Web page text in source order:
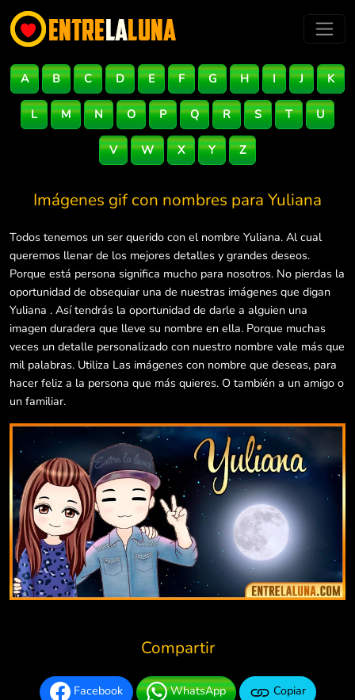
A B C D E F G H I J K
L M N O P Q R S T U
V W X Y Z
Imágenes gif con nombres para Yuliana
Todos tenemos un ser querido con el nombre Yuliana. Al cual
queremos llenar de los mejores detalles y grandes deseos.
Porque está persona significa mucho para nosotros. No pierdas la
oportunidad de obsequiar una de nuestras imágenes que digan
Yuliana . Así tendrás la oportunidad de darle a alguien una
imagen duradera que lleve su nombre en ella. Porque muchas
veces un detalle personalizado con nuestro nombre vale más que
mil palabras. Utiliza Las imágenes con nombre que deseas, para
hacer feliz a la persona que más quieres. O también a un amigo o
un familiar.
Compartir
Facebook WhatsApp Copiar